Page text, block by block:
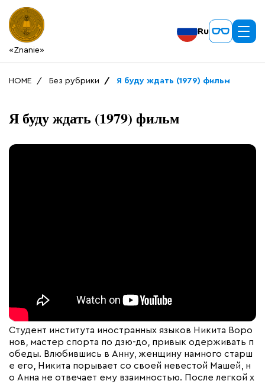
«Znanie»
Ru
HOME Без рубрики Я буду ждать (1979) фильм
Я буду ждать (1979) фильм
Студент института иностранных языков Никита Воро
нов, мастер спорта по дзю-до, привык одерживать п
обеды. Влюбившись в Анну, женщину намного старш
е его, Никита порывает со своей невестой Машей, н
о Анна не отвечает ему взаимностью. После легкой х